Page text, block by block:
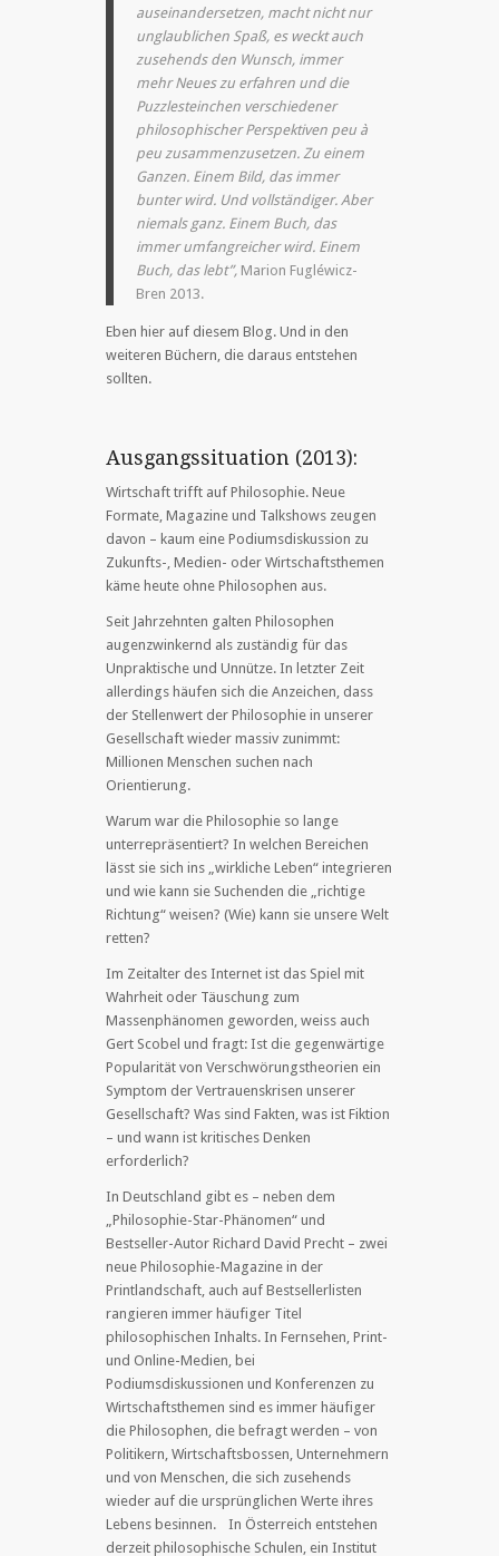
auseinandersetzen, macht nicht nur
unglaublichen Spaß, es weckt auch
zusehends den Wunsch, immer
mehr Neues zu erfahren und die
Puzzlesteinchen verschiedener
philosophischer Perspektiven peu à
peu zusammenzusetzen. Zu einem
Ganzen. Einem Bild, das immer
bunter wird. Und vollständiger. Aber
niemals ganz. Einem Buch, das
immer umfangreicher wird. Einem
Buch, das lebt”, Marion Fugléwicz-
Bren 2013.
Eben hier auf diesem Blog. Und in den
weiteren Büchern, die daraus entstehen
sollten.
Ausgangssituation (2013):
Wirtschaft trifft auf Philosophie. Neue
Formate, Magazine und Talkshows zeugen
davon – kaum eine Podiumsdiskussion zu
Zukunfts-, Medien- oder Wirtschaftsthemen
käme heute ohne Philosophen aus.
Seit Jahrzehnten galten Philosophen
augenzwinkernd als zuständig für das
Unpraktische und Unnütze. In letzter Zeit
allerdings häufen sich die Anzeichen, dass
der Stellenwert der Philosophie in unserer
Gesellschaft wieder massiv zunimmt:
Millionen Menschen suchen nach
Orientierung.
Warum war die Philosophie so lange
unterrepräsentiert? In welchen Bereichen
lässt sie sich ins „wirkliche Leben“ integrieren
und wie kann sie Suchenden die „richtige
Richtung“ weisen? (Wie) kann sie unsere Welt
retten?
Im Zeitalter des Internet ist das Spiel mit
Wahrheit oder Täuschung zum
Massenphänomen geworden, weiss auch
Gert Scobel und fragt: Ist die gegenwärtige
Popularität von Verschwörungstheorien ein
Symptom der Vertrauenskrisen unserer
Gesellschaft? Was sind Fakten, was ist Fiktion
– und wann ist kritisches Denken
erforderlich?
In Deutschland gibt es – neben dem
„Philosophie-Star-Phänomen“ und
Bestseller-Autor Richard David Precht – zwei
neue Philosophie-Magazine in der
Printlandschaft, auch auf Bestsellerlisten
rangieren immer häufiger Titel
philosophischen Inhalts. In Fernsehen, Print-
und Online-Medien, bei
Podiumsdiskussionen und Konferenzen zu
Wirtschaftsthemen sind es immer häufiger
die Philosophen, die befragt werden – von
Politikern, Wirtschaftsbossen, Unternehmern
und von Menschen, die sich zusehends
wieder auf die ursprünglichen Werte ihres
Lebens besinnen. In Österreich entstehen
derzeit philosophische Schulen, ein Institut